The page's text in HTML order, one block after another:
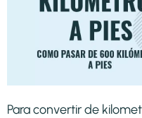
Para convertir de